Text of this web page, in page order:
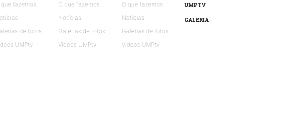
que fazemos
de fotos
UMPtv
O que fazemos
Notícias
Galerias de fotos
Vídeos UMPtv
O que fazemos
Notícias
Galerias de fotos
Vídeos UMPtv
UMPTV
GALERIA